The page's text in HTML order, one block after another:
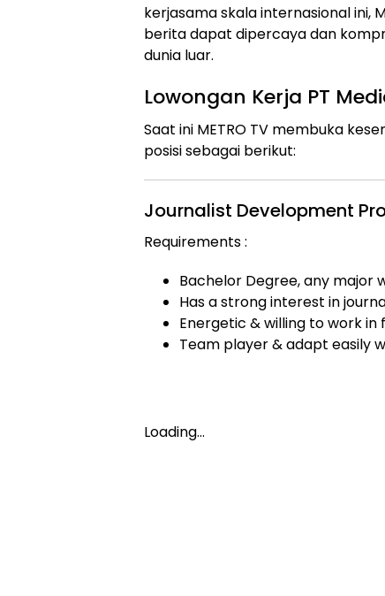
kerjasama skala internasional ini,
berita dapat dipercaya dan
dunia luar.
Lowongan Kerja PT
Saat ini METRO TV membuka
posisi sebagai berikut:
Journalist Development
Requirements :
Bachelor Degree, any major
Has a strong interest in
Energetic & willing to work in
Team player & adapt easily
Loading…